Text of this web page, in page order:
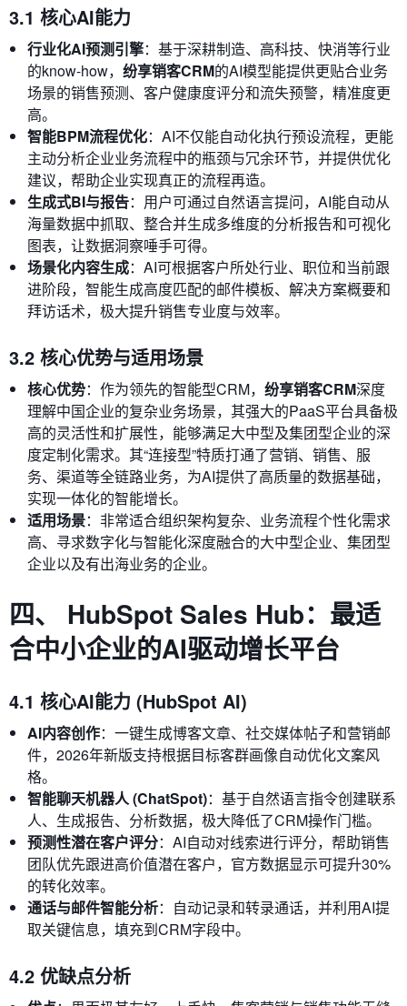
3.1 核心AI能力
行业化AI预测引擎：基于深耕制造、高科技、快消等行业
的know-how， 纷享销客CRM的AI模型能提供更贴合业务
场景的销售预测、客户健康度评分和流失预警，精准度更
高。
智能BPM流程优化：AI不仅能自动化执行预设流程，更能
主动分析企业业务流程中的瓶颈与冗余环节，并提供优化
建议，帮助企业实现真正的流程再造。
生成式BI与报告：用户可通过自然语言提问，AI能自动从
海量数据中抓取、整合并生成多维度的分析报告和可视化
图表，让数据洞察唾手可得。
场景化内容生成：AI可根据客户所处行业、职位和当前跟
进阶段，智能生成高度匹配的邮件模板、解决方案概要和
拜访话术，极大提升销售专业度与效率。
3.2 核心优势与适用场景
核心优势：作为领先的智能型CRM， 纷享销客CRM深度
理解中国企业的复杂业务场景，其强大的PaaS平台具备极
高的灵活性和扩展性，能够满足大中型及集团型企业的深
度定制化需求。其“连接型”特质打通了营销、销售、服
务、渠道等全链路业务，为AI提供了高质量的数据基础，
实现一体化的智能增长。
适用场景：非常适合组织架构复杂、业务流程个性化需求
高、寻求数字化与智能化深度融合的大中型企业、集团型
企业以及有出海业务的企业。
四、 HubSpot Sales Hub：最适
合中小企业的AI驱动增长平台
4.1 核心AI能力 (HubSpot AI)
AI内容创作：一键生成博客文章、社交媒体帖子和营销邮
件，2026年新版支持根据目标客群画像自动优化文案风
格。
智能聊天机器人 (ChatSpot)：基于自然语言指令创建联系
人、生成报告、分析数据，极大降低了CRM操作门槛。
预测性潜在客户评分：AI自动对线索进行评分，帮助销售
团队优先跟进高价值潜在客户，官方数据显示可提升30%
的转化效率。
通话与邮件智能分析：自动记录和转录通话，并利用AI提
取关键信息，填充到CRM字段中。
4.2 优缺点分析